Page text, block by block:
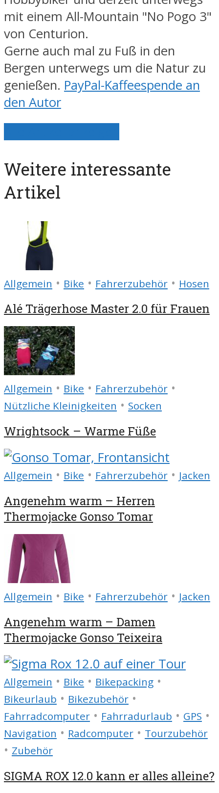
mit einem All-Mountain "No Pogo 3"
von Centurion.
Gerne auch mal zu Fuß in den
Bergen unterwegs um die Natur zu
genießen. PayPal-Kaffeespende an
den Autor
Weitere interessante
Artikel
Allgemein • Bike • Fahrerzubehör • Hosen
Alé Trägerhose Master 2.0 für Frauen
Allgemein • Bike • Fahrerzubehör •
Nützliche Kleinigkeiten • Socken
Wrightsock – Warme Füße
Allgemein • Bike • Fahrerzubehör • Jacken
Angenehm warm – Herren
Thermojacke Gonso Tomar
Allgemein • Bike • Fahrerzubehör • Jacken
Angenehm warm – Damen
Thermojacke Gonso Teixeira
Allgemein • Bike • Bikepacking •
Bikeurlaub • Bikezubehör •
Fahrradcomputer • Fahrradurlaub • GPS •
Navigation • Radcomputer • Tourzubehör
• Zubehör
SIGMA ROX 12.0 kann er alles alleine?